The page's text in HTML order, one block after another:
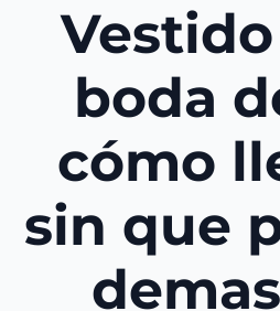
boda
cómo
sin que